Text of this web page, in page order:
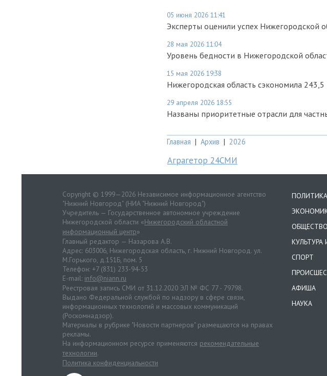
05 июня 2026 11:41
Эксперты оценили успех Нижегородской
28 мая 2026 11:04
Уровень бедности в Нижегородской
15 мая 2026 19:38
Нижегородская область сэкономила
29 апреля 2026 18:55
Названы приоритетные отрасли для
Главная | Архив | 2026
Аграгетор 24СМИ
Copyright © 1999—2026 Независимое информационное агентство
"Нижний Новгород" (НИА "Нижний Новгород")
Учредитель — Государственное автономное учреждение
Нижегородской области «Нижегородский областной
информационный центр»
Главный редактор — Назарова А.В.
Адрес: 603006, Нижегородская область, г. Нижний Новгород. ул.
М.Горького, д.151Б, пом. 5
Телефон: +7 (831) 233-94-53
E-mail: info@niann.ru
Реестровая запись СМИ от 31.12.2020 ЭЛ № ФС 77 - 79798.
Выдано Федеральной службой по надзору в сфере связи,
информационных технологий и массовых коммуникаций
(Роскомнадзор).
Материалы в рубрике "Новости партнеров" размещаются на правах
рекламы.
На информационном ресурсе применяются рекомендательные
технологии.
Политика конфиденциальности
ПОЛИТИКА
ОБЩЕСТВО
СПОРТ
АФИША
НАУКА